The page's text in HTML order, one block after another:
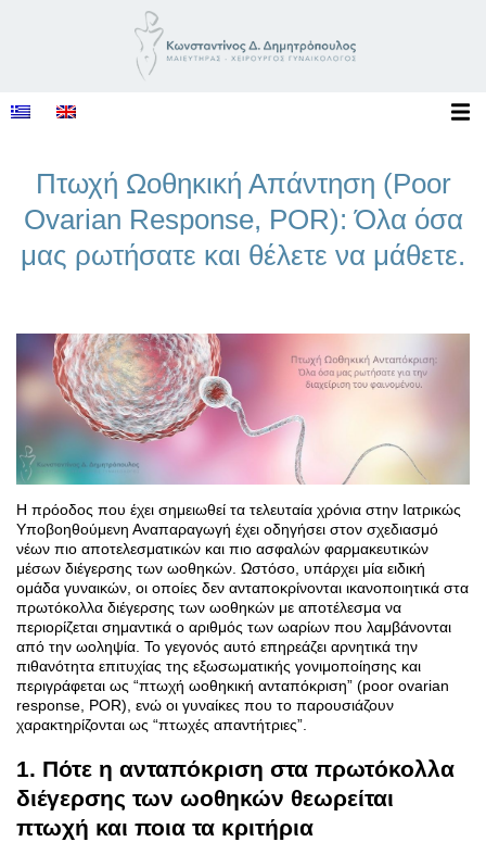
Πτωχή Ωοθηκική Απάντηση (Poor
Ovarian Response, POR): Όλα όσα
μας ρωτήσατε και θέλετε να μάθετε.
Η πρόοδος που έχει σημειωθεί τα τελευταία χρόνια στην Ιατρικώς
Υποβοηθούμενη Αναπαραγωγή έχει οδηγήσει στον σχεδιασμό
νέων πιο αποτελεσματικών και πιο ασφαλών φαρμακευτικών
μέσων διέγερσης των ωοθηκών. Ωστόσο, υπάρχει μία ειδική
ομάδα γυναικών, οι οποίες δεν ανταποκρίνονται ικανοποιητικά στα
πρωτόκολλα διέγερσης των ωοθηκών με αποτέλεσμα να
περιορίζεται σημαντικά ο αριθμός των ωαρίων που λαμβάνονται
από την ωοληψία. Το γεγονός αυτό επηρεάζει αρνητικά την
πιθανότητα επιτυχίας της εξωσωματικής γονιμοποίησης και
περιγράφεται ως “πτωχή ωοθηκική ανταπόκριση” (poor ovarian
response, POR), ενώ οι γυναίκες που το παρουσιάζουν
χαρακτηρίζονται ως “πτωχές απαντήτριες”.
1. Πότε η ανταπόκριση στα πρωτόκολλα
διέγερσης των ωοθηκών θεωρείται
πτωχή και ποια τα κριτήρια